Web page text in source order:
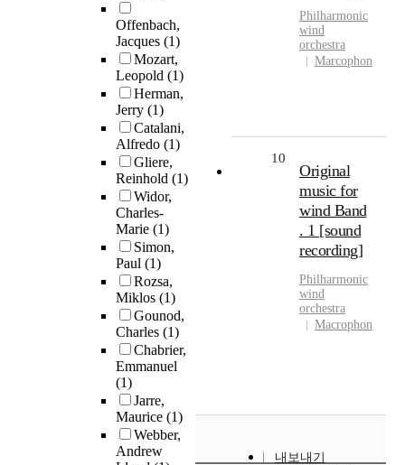
Offenbach,
Jacques (1)
Mozart,
Leopold (1)
Herman,
Jerry (1)
Catalani,
Alfredo (1)
Gliere,
Reinhold (1)
Widor,
Charles-
Marie (1)
Simon,
Paul (1)
Rozsa,
Miklos (1)
Gounod,
Charles (1)
Chabrier,
Emmanuel
(1)
Jarre,
Maurice (1)
Webber,
Andrew
Philharmonic
wind
orchestra
Marcophon
10
Original
music for
wind Band
. 1 [sound
recording]
Philharmonic
wind
orchestra
Macrophon
내보내기